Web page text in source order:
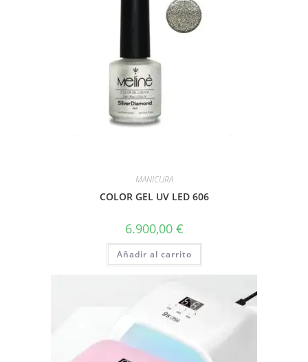
MANICURA
COLOR GEL UV LED 606
6.900,00 €
Añadir al carrito